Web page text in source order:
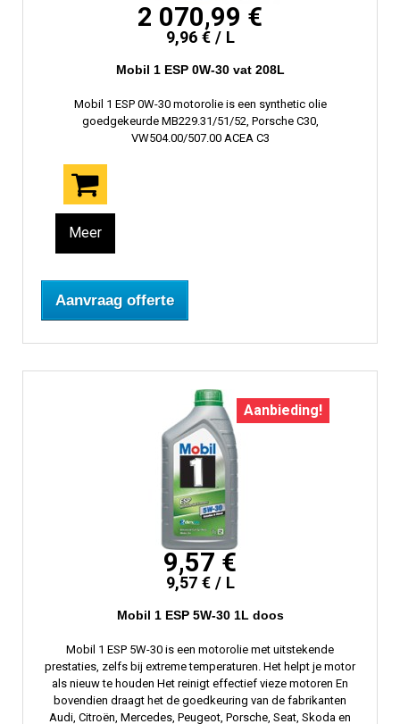
2 070,99 €
9,96 € / L
Mobil 1 ESP 0W-30 vat 208L
Mobil 1 ESP 0W-30 motorolie is een synthetic olie
goedgekeurde MB229.31/51/52, Porsche C30,
VW504.00/507.00 ACEA C3
Meer
Aanvraag offerte
Aanbieding!
9,57 €
9,57 € / L
Mobil 1 ESP 5W-30 1L doos
Mobil 1 ESP 5W-30 is een motorolie met uitstekende
prestaties, zelfs bij extreme temperaturen. Het helpt je motor
als nieuw te houden Het reinigt effectief vieze motoren En
bovendien draagt ​​het de goedkeuring van de fabrikanten
Audi, Citroën, Mercedes, Peugeot, Porsche, Seat, Skoda en